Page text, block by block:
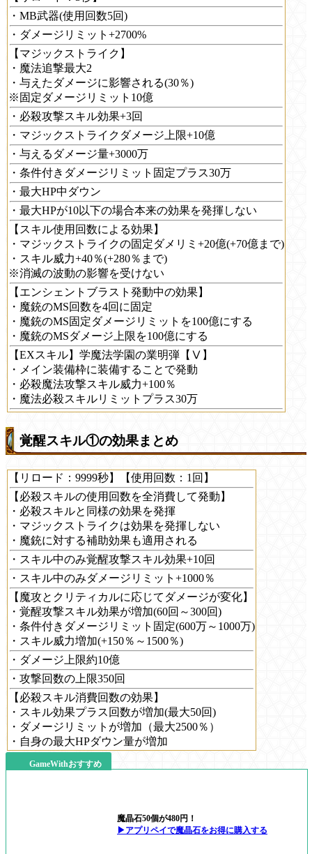
・MB武器(使用回数5回)
・ダメージリミット+2700%
【マジックストライク】
・魔法追撃最大2
・与えたダメージに影響される(30％)
※固定ダメージリミット10億
・必殺攻撃スキル効果+3回
・マジックストライクダメージ上限+10億
・与えるダメージ量+3000万
・条件付きダメージリミット固定プラス30万
・最大HP中ダウン
・最大HPが10以下の場合本来の効果を発揮しない
【スキル使用回数による効果】
・マジックストライクの固定ダメリミ+20億(+70億まで)
・スキル威力+40％(+280％まで)
※消滅の波動の影響を受けない
【エンシェントブラスト発動中の効果】
・魔銃のMS回数を4回に固定
・魔銃のMS固定ダメージリミットを100億にする
・魔銃のMSダメージ上限を100億にする
【EXスキル】学魔法学園の業明弾【Ⅴ】
・メイン装備枠に装備することで発動
・必殺魔法攻撃スキル威力+100％
・魔法必殺スキルリミットプラス30万
覚醒スキル①の効果まとめ
【リロード：9999秒】【使用回数：1回】
【必殺スキルの使用回数を全消費して発動】
・必殺スキルと同様の効果を発揮
・マジックストライクは効果を発揮しない
・魔銃に対する補助効果も適用される
・スキル中のみ覚醒攻撃スキル効果+10回
・スキル中のみダメージリミット+1000％
【魔攻とクリティカルに応じてダメージが変化】
・覚醒攻撃スキル効果が増加(60回～300回)
・条件付きダメージリミット固定(600万～1000万)
・スキル威力増加(+150％～1500％)
・ダメージ上限約10億
・攻撃回数の上限350回
【必殺スキル消費回数の効果】
・スキル効果プラス回数が増加(最大50回)
・ダメージリミットが増加（最大2500％）
・自身の最大HPダウン量が増加
GameWithおすすめ
魔晶石50個が480円！
▶アプリペイで魔晶石をお得に購入する